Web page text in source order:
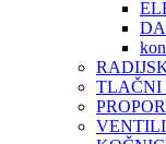
TLAČNI